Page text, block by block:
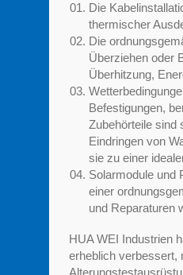
Die
thermischer
Die
Überziehen oder
Überhitzung,
Befestigungen,
Zubehörteile sind
Eindringen von
sie zu einer
Solarmodule und
einer
und Reparaturen
HUA WEI Industrien
erheblich verbessert,